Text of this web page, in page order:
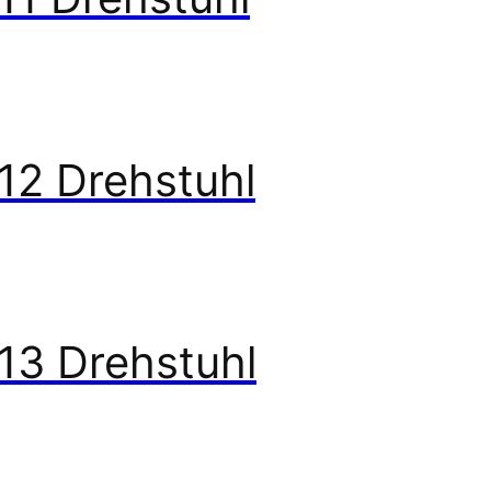
Drehstuhl
Drehstuhl